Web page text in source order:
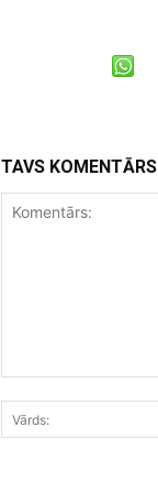
TAVS KOMENTĀRS